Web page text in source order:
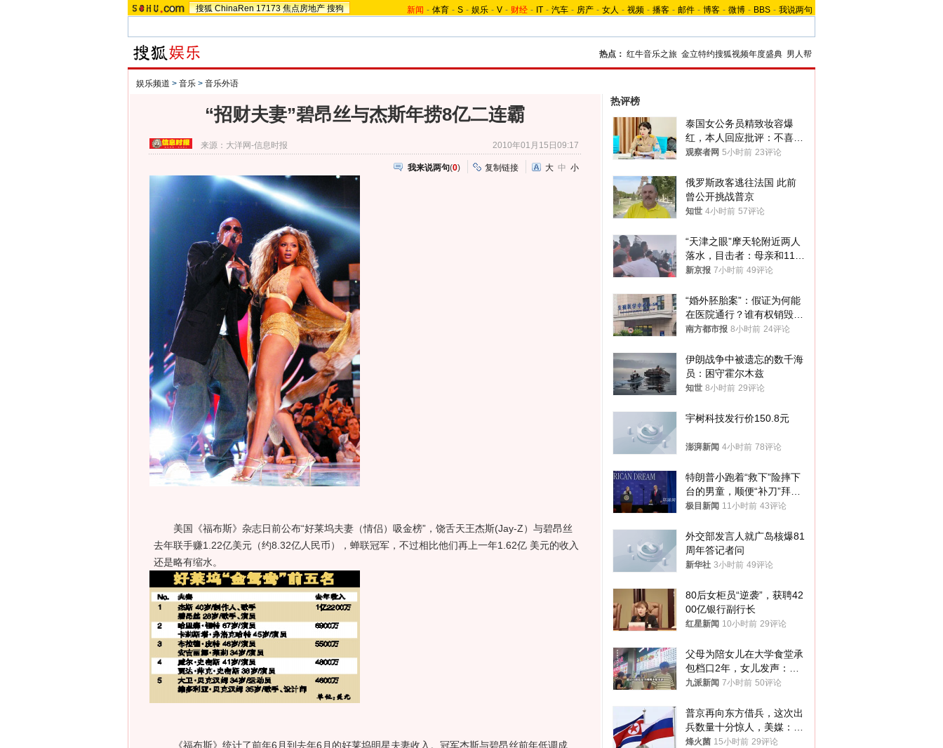
搜狐 ChinaRen 17173 焦点房地产 搜狗 新闻 - 体育 - S - 娱乐 - V - 财经 - IT - 汽车 - 房产 - 女人 - 视频 - 播客 - 邮件 - 博客 - 微博 - BBS - 我说两句
热点： 红牛音乐之旅 金立特约搜狐视频年度盛典 男人帮
娱乐频道 > 音乐 > 音乐外语
“招财夫妻”碧昂丝与杰斯年捞8亿二连霸
来源： 大洋网-信息时报 2010年01月15日09:17
我来说两句(0) 复制链接 大 中 小
美国《福布斯》杂志日前公布“好莱坞夫妻（情侣）吸金榜”，饶舌天王杰斯(Jay-Z）与碧昂丝
去年联手赚1.22亿美元（约8.32亿人民币），蝉联冠军，不过相比他们再上一年1.62亿 美元的收入
还是略有缩水。
《福布斯》统计了前年6月到去年6月的好莱坞明星夫妻收入。冠军杰斯与碧昂丝前年低调成
热评榜
泰国女公务员精致妆容爆
红，本人回应批评：不喜欢
就别看
观察者网 5小时前 23评论
俄罗斯政客逃往法国 此前
曾公开挑战普京
知世 4小时前 57评论
“天津之眼”摩天轮附近两人
落水，目击者：母亲和11岁
儿子先后被打捞上岸
新京报 7小时前 49评论
“婚外胚胎案”：假证为何能
在医院通行？谁有权销毁胚
胎？
南方都市报 8小时前 24评论
伊朗战争中被遗忘的数千海
员：困守霍尔木兹
知世 8小时前 29评论
宇树科技发行价150.8元
澎湃新闻 4小时前 78评论
特朗普小跑着“救下”险摔下
台的男童，顺便“补刀”拜
登：“我可不想他像拜登一
极目新闻 11小时前 43评论
外交部发言人就广岛核爆81
周年答记者问
新华社 3小时前 49评论
80后女柜员“逆袭”，获聘42
00亿银行副行长
红星新闻 10小时前 29评论
父母为陪女儿在大学食堂承
包档口2年，女儿发声：初
衷是为了陪伴，毕业后将不
九派新闻 7小时前 50评论
普京再向东方借兵，这次出
兵数量十分惊人，美媒：俄
朝要动真格？
烽火菌 15小时前 29评论